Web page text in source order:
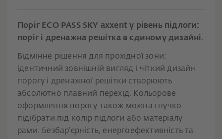
Поріг ECO PASS SKY axxent у рівень підлоги:
поріг і дренажна решітка в єдиному дизайні.
Відмінне рішення для прохідної зони:
ідентичний зовнішній вигляд і чіткий дизайн
порогу і дренажної решітки створюють
абсолютно плавний перехід. Кольорове
оформлення порогу також можна гнучко
підібрати під колір підлоги або матеріалу
рами. Безбар’єрність, енергоефективність та